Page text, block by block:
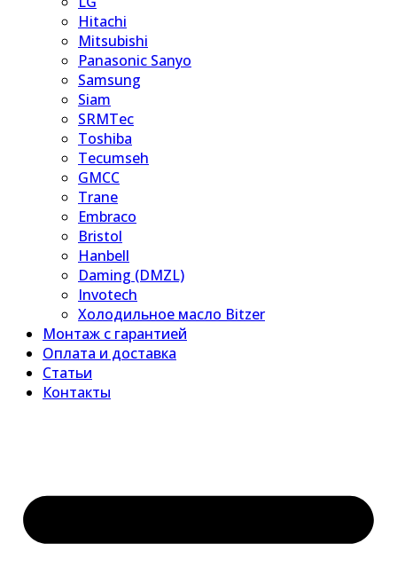
Hitachi
Mitsubishi
Panasonic Sanyo
Samsung
Siam
SRMTec
Toshiba
Tecumseh
GMCC
Trane
Embraco
Bristol
Hanbell
Daming (DMZL)
Invotech
Холодильное масло Bitzer
Монтаж с гарантией
Оплата и доставка
Статьи
Контакты